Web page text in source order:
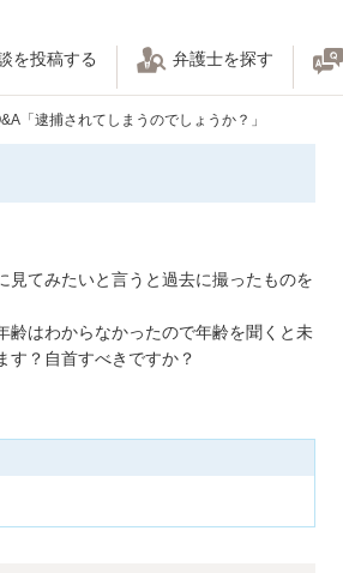
を投稿する 弁護士を探す
「逮捕されてしまうのでしょうか？」
見てみたいと言うと過去に撮ったものを
齢はわからなかったので年齢を聞くと未